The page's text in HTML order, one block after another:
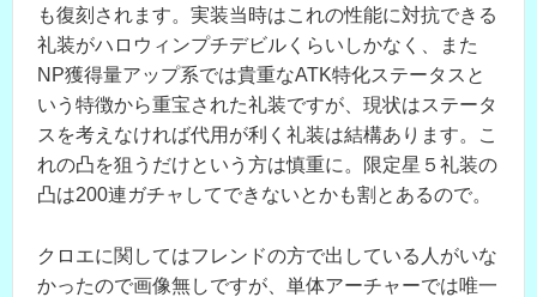
も復刻されます。実装当時はこれの性能に対抗できる
礼装がハロウィンプチデビルくらいしかなく、また
NP獲得量アップ系では貴重なATK特化ステータスと
いう特徴から重宝された礼装ですが、現状はステータ
スを考えなければ代用が利く礼装は結構あります。こ
れの凸を狙うだけという方は慎重に。限定星５礼装の
凸は200連ガチャしてできないとかも割とあるので。
クロエに関してはフレンドの方で出している人がいな
かったので画像無しですが、単体アーチャーでは唯一